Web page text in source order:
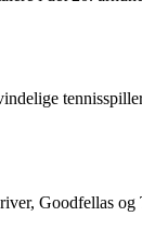
Goodfellas